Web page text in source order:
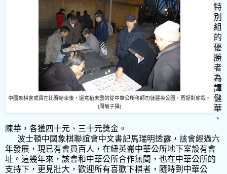
中國象棋會成員在比賽結束後，還意猶未盡的從中華公所移師司徒麗英公園，再捉對廝殺。
(周菊子攝)
特
別
組
的
優
勝
者
為
譚
健
華
、
陳華，各獲四十元、三十元獎金。
波士頓中國象棋聯誼會中文書記馬瑞明透露，該會經過六
年發展，現已有會員百人，在紐英崙中華公所地下室設有會
址。這幾年來，該會和中華公所合作無間，也在中華公所的
支持下，更見壯大，歡迎所有喜歡下棋者，隨時到中華公